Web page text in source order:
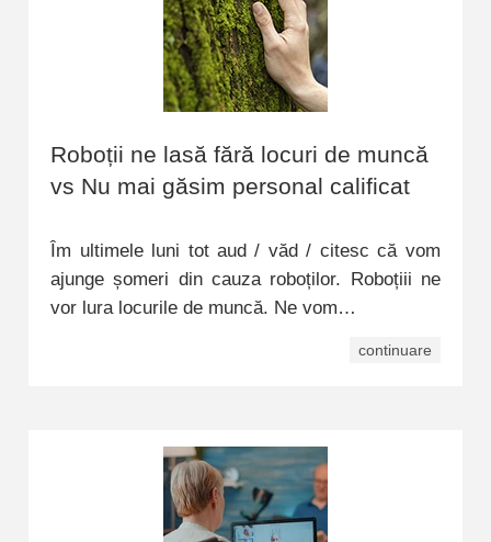
Roboții ne lasă fără locuri de muncă
vs Nu mai găsim personal calificat
Îm ultimele luni tot aud / văd / citesc că vom
ajunge șomeri din cauza roboților. Roboțiii ne
vor lura locurile de muncă. Ne vom…
continuare